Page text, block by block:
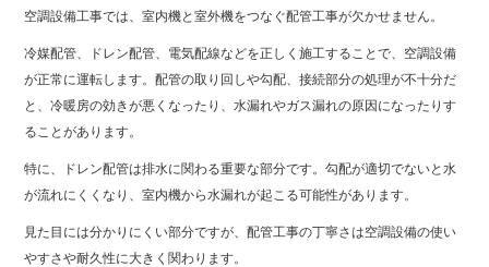
空調設備工事では、室内機と室外機をつなぐ配管工事が欠かせません。
冷媒配管、ドレン配管、電気配線などを正しく施工することで、空調設備
が正常に運転します。配管の取り回しや勾配、接続部分の処理が不十分だ
と、冷暖房の効きが悪くなったり、水漏れやガス漏れの原因になったりす
ることがあります。
特に、ドレン配管は排水に関わる重要な部分です。勾配が適切でないと水
が流れにくくなり、室内機から水漏れが起こる可能性があります。
見た目には分かりにくい部分ですが、配管工事の丁寧さは空調設備の使い
やすさや耐久性に大きく関わります。